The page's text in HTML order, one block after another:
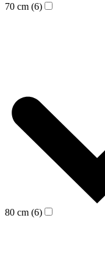
70 cm (6)
80 cm (6)